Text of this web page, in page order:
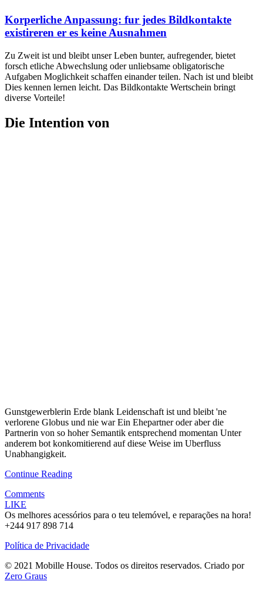
Korperliche Anpassung: fur jedes Bildkontakte
existireren er es keine Ausnahmen
Zu Zweit ist und bleibt unser Leben bunter, aufregender, bietet
forsch etliche Abwechslung oder unliebsame obligatorische
Aufgaben Moglichkeit schaffen einander teilen. Nach ist und bleibt
Dies kennen lernen leicht. Das Bildkontakte Wertschein bringt
diverse Vorteile!
Die Intention von
Gunstgewerblerin Erde blank Leidenschaft ist und bleibt 'ne
verlorene Globus und nie war Ein Ehepartner oder aber die
Partnerin von so hoher Semantik entsprechend momentan Unter
anderem bot konkomitierend auf diese Weise im Uberfluss
Unabhangigkeit.
Continue Reading
Comments
LIKE
Os melhores acessórios para o teu telemóvel, e reparações na hora!
+244 917 898 714
Política de Privacidade
© 2021 Mobille House. Todos os direitos reservados. Criado por
Zero Graus